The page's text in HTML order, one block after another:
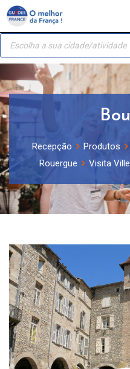
Painel de Gerenciamento de
Skip
content
Recherche
produits
Recepção Produtos
Rouergue
Visita